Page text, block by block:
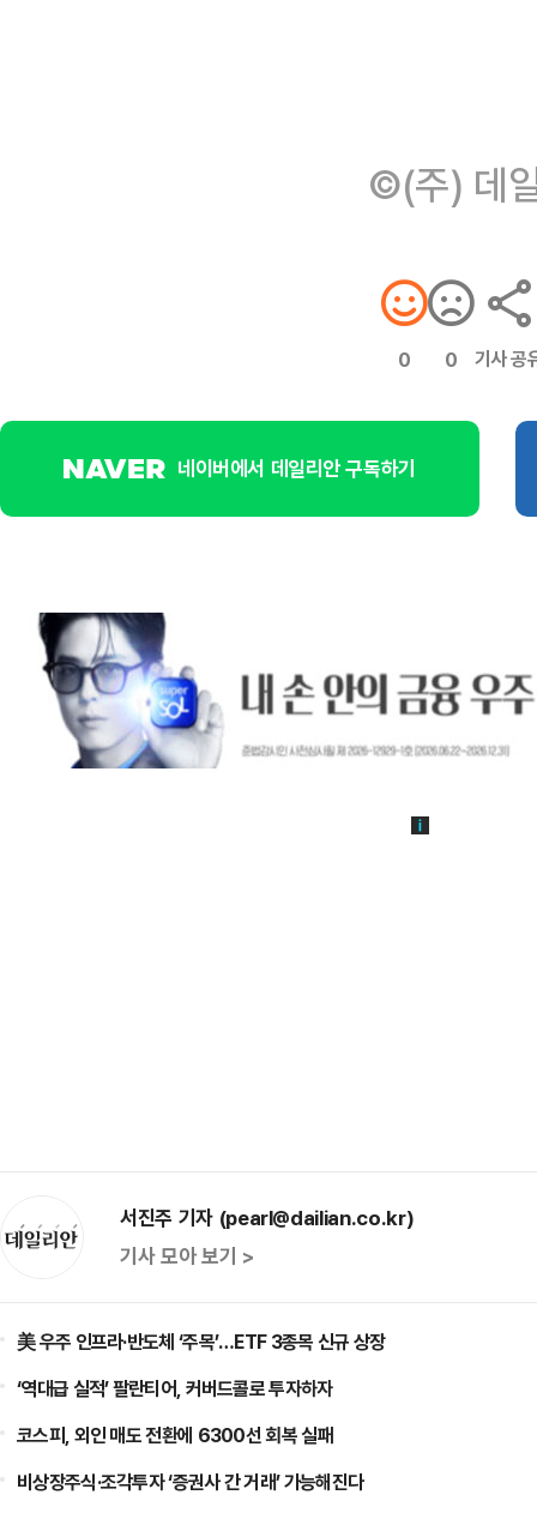
©(주) 데
0 0 기사 공
네이버에서 데일리안 구독하기
서진주 기자 (pearl@dailian.co.kr)
기사 모아 보기 >
美 우주 인프라·반도체 ‘주목’…ETF 3종목 신규 상장
‘역대급 실적’ 팔란티어, 커버드콜로 투자하자
코스피, 외인 매도 전환에 6300선 회복 실패
비상장주식·조각투자 ‘증권사 간 거래’ 가능해진다